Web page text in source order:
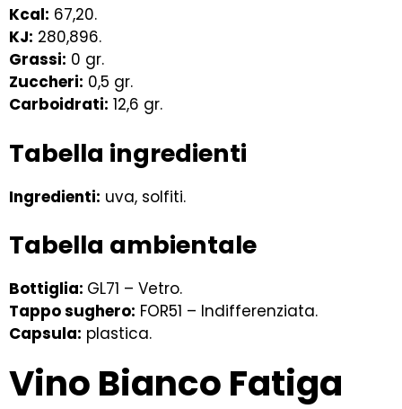
Kcal: 67,20.
KJ: 280,896.
Grassi: 0 gr.
Zuccheri: 0,5 gr.
Carboidrati: 12,6 gr.
Tabella ingredienti
Ingredienti: uva, solfiti.
Tabella ambientale
Bottiglia: GL71 – Vetro.
Tappo sughero: FOR51 – Indifferenziata.
Capsula: plastica.
Vino Bianco Fatiga